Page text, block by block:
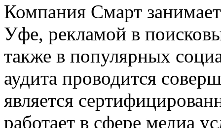
Компания Смарт
Уфе, рекламой в
также в популярных
аудита проводится
является
работает в сфере медиа